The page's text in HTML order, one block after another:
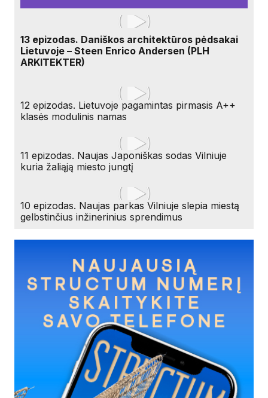
13 epizodas. Daniškos architektūros pėdsakai
Lietuvoje – Steen Enrico Andersen (PLH
ARKITEKTER)
12 epizodas. Lietuvoje pagamintas pirmasis A++
klasės modulinis namas
11 epizodas. Naujas Japoniškas sodas Vilniuje
kuria žaliąją miesto jungtį
10 epizodas. Naujas parkas Vilniuje slepia miestą
gelbstinčius inžinerinius sprendimus